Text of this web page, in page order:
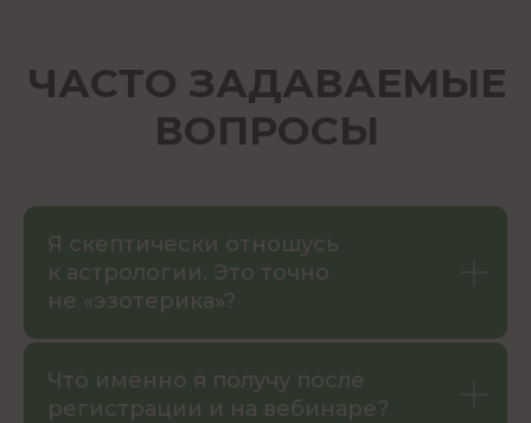
Я скептически отношусь
к астрологии. Это точно
не «эзотерика»?
Что именно я получу после
регистрации и на вебинаре?